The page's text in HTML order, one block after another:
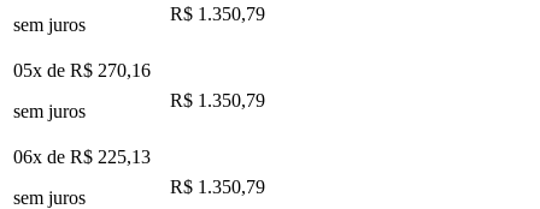
sem juros
R$ 1.350,79
05x de R$ 270,16
sem juros
R$ 1.350,79
06x de R$ 225,13
sem juros
R$ 1.350,79